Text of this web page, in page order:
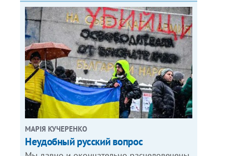
МАРІЯ КУЧЕРЕНКО
​Неудобный русский вопрос